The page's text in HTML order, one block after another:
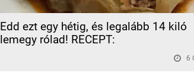
Edd ezt egy hétig, és legalább 14 kiló
lemegy rólad! RECEPT:
6